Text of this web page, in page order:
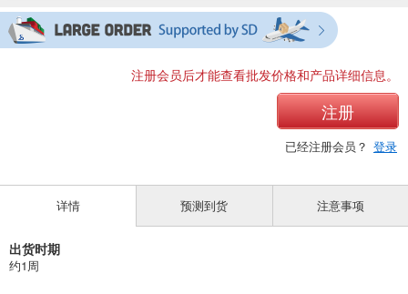
注册会员后才能查看批发价格和产品详细信息。
注册
已经注册会员？ 登录
详情
出货时期
约1周
预测到货 注意事项